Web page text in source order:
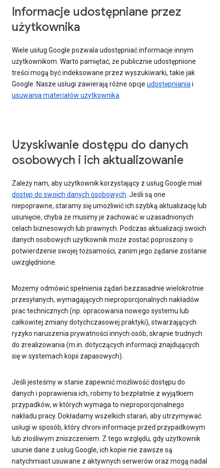
Informacje udostępniane przez
użytkownika
Wiele usług Google pozwala udostępniać informacje innym
użytkownikom. Warto pamiętać, że publicznie udostępnione
treści mogą być indeksowane przez wyszukiwarki, takie jak
Google. Nasze usługi zawierają różne opcje udostępnianiai
usuwania materiałów użytkownika.
Uzyskiwanie dostępu do danych
osobowych i ich aktualizowanie
Zależy nam, aby użytkownik korzystający z usług Google miał
dostęp do swoich danych osobowych. Jeśli są one
niepoprawne, staramy się umożliwić ich szybką aktualizację lub
usunięcie, chyba że musimy je zachować w uzasadnionych
celach biznesowych lub prawnych. Podczas aktualizacji swoich
danych osobowych użytkownik może zostać poproszony o
potwierdzenie swojej tożsamości, zanim jego żądanie zostanie
uwzględnione.
Możemy odmówić spełnienia żądań bezzasadnie wielokrotnie
przesyłanych, wymagających nieproporcjonalnych nakładów
prac technicznych (np. opracowania nowego systemu lub
całkowitej zmiany dotychczasowej praktyki), stwarzających
ryzyko naruszenia prywatności innych osób, skrajnie trudnych
do zrealizowania (m.in. dotyczących informacji znajdujących
się w systemach kopii zapasowych).
Jeśli jesteśmy w stanie zapewnić możliwość dostępu do
danych i poprawienia ich, robimy to bezpłatnie z wyjątkiem
przypadków, w których wymaga to nieproporcjonalnego
nakładu pracy. Dokładamy wszelkich starań, aby utrzymywać
usługi w sposób, który chroni informacje przed przypadkowym
lub złośliwym zniszczeniem. Z tego względu, gdy użytkownik
usunie dane z usług Google, ich kopie nie zawsze są
natychmiast usuwane z aktywnych serwerów oraz mogą nadal